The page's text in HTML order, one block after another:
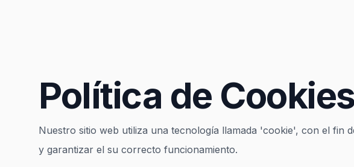
Política de Cookies
Nuestro sitio web utiliza una tecnología llamada 'cookie', con el fin
y garantizar el su correcto funcionamiento.